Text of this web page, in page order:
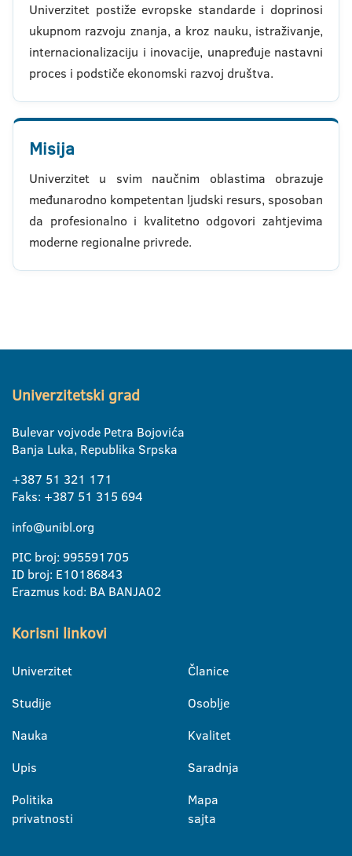
Javne nabavke Donatori
Fotogalerija Video galerija
Univerzitet postiže evropske standarde i doprinosi
ukupnom razvoju znanja, a kroz nauku, istraživanje,
internacionalizaciju i inovacije, unapređuje nastavni
proces i podstiče ekonomski razvoj društva.
Misija
Univerzitet u svim naučnim oblastima obrazuje
međunarodno kompetentan ljudski resurs, sposoban
da profesionalno i kvalitetno odgovori zahtjevima
moderne regionalne privrede.
Univerzitetski grad
Bulevar vojvode Petra Bojovića
Banja Luka, Republika Srpska
+387 51 321 171
Faks: +387 51 315 694
info@unibl.org
PIC broj: 995591705
ID broj: E10186843
Erazmus kod: BA BANJA02
Korisni linkovi
Univerzitet
Studije
Nauka
Upis
Politika
privatnosti
Članice
Osoblje
Kvalitet
Saradnja
Mapa
sajta